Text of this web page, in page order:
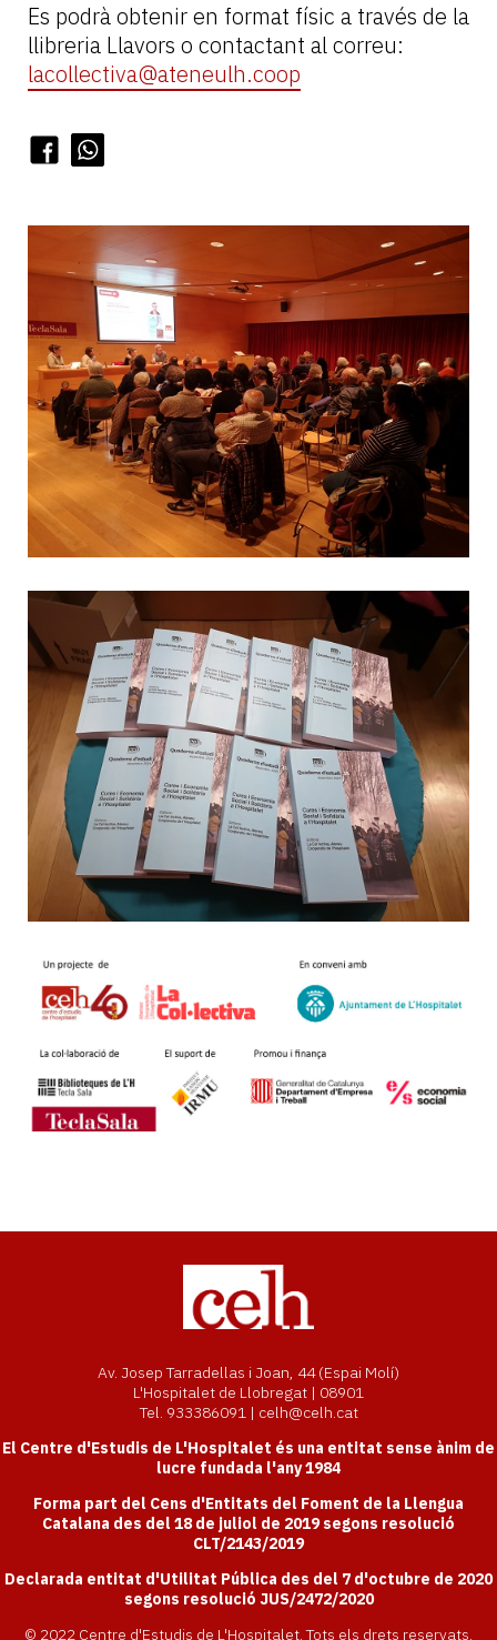
Es podrà obtenir en format físic a través de la
llibreria Llavors o contactant al correu:
lacollectiva@ateneulh.coop
Av. Josep Tarradellas i Joan, 44 (Espai Molí)
L'Hospitalet de Llobregat | 08901
Tel. 933386091 | celh@celh.cat
El Centre d'Estudis de L'Hospitalet és una entitat sense ànim de
lucre fundada l'any 1984
Forma part del Cens d'Entitats del Foment de la Llengua
Catalana des del 18 de juliol de 2019 segons resolució
CLT/2143/2019
Declarada entitat d'Utilitat Pública des del 7 d'octubre de 2020
segons resolució JUS/2472/2020
© 2022 Centre d'Estudis de L'Hospitalet. Tots els drets reservats.